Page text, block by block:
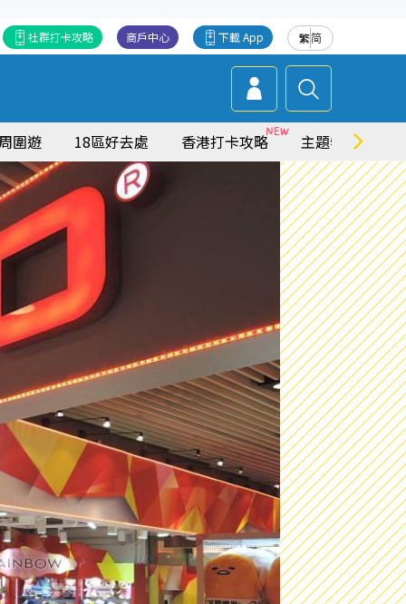
繁简
下載 App
商戶中心
社群打卡攻略
圍遊 18區好去處 香港打卡攻略 主題特集